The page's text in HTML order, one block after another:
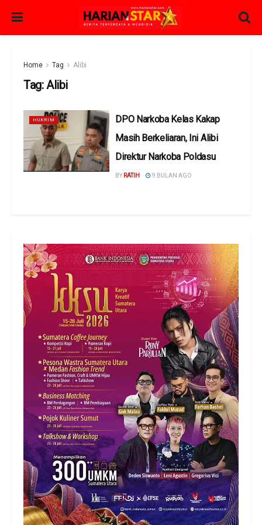
Home Tag Alibi
Tag:Alibi
HUKRIM
DPO Narkoba Kelas Kakap
Masih Berkeliaran, Ini Alibi
Direktur Narkoba Poldasu
BY RATIH 9 BULAN AGO